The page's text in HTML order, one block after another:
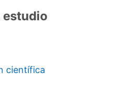
estudio
científica